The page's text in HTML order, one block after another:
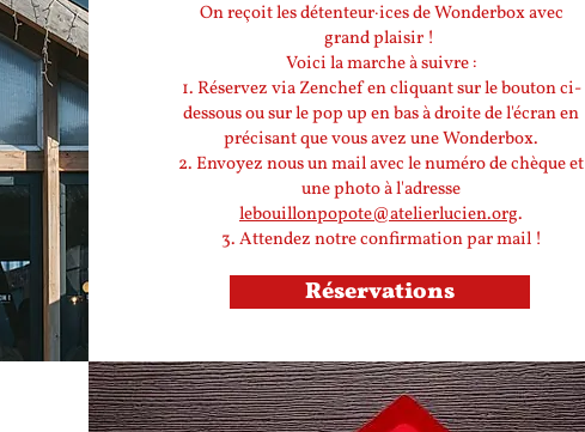
On reçoit les détenteur·ices de Wonderbox avec
grand plaisir !
Voici la marche à suivre :
1. Réservez via Zenchef en cliquant sur le bouton ci-
dessous ou sur le pop up en bas à droite de l'écran en
précisant que vous avez une Wonderbox.
2. Envoyez nous un mail avec le numéro de chèque et
une photo à l'adresse
lebouillonpopote@atelierlucien.org.
3. Attendez notre confirmation par mail !
Réservations